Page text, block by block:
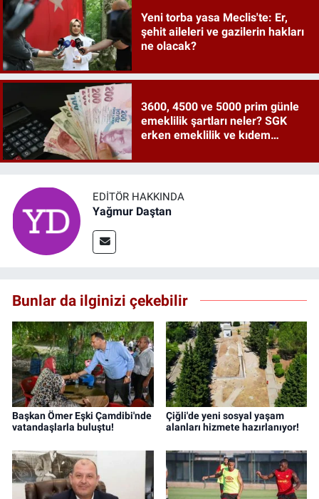
Yeni torba yasa Meclis'te: Er,
şehit aileleri ve gazilerin hakları
ne olacak?
3600, 4500 ve 5000 prim günle
emeklilik şartları neler? SGK
erken emeklilik ve kıdem
EDITÖR HAKKINDA
Yağmur Daştan
Bunlar da ilginizi çekebilir
Başkan Ömer Eşki Çamdibi'nde
vatandaşlarla buluştu!
Çiğli'de yeni sosyal yaşam
alanları hizmete hazırlanıyor!